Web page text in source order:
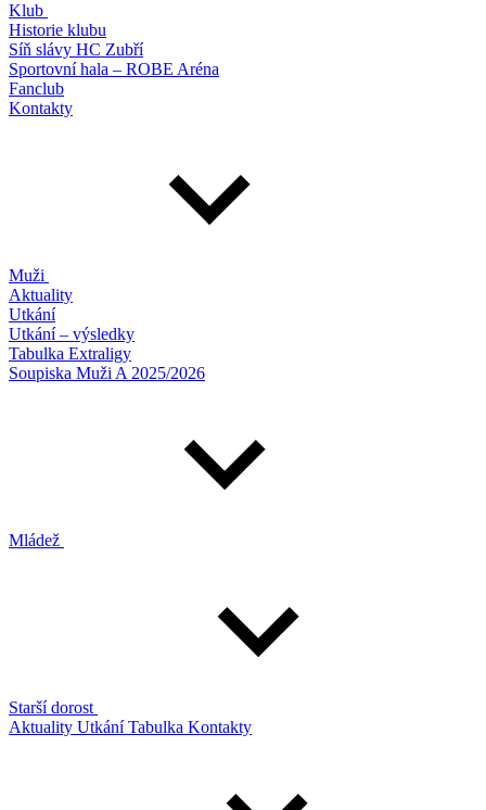
Klub
Historie klubu
Síň slávy HC Zubří
Sportovní hala – ROBE Aréna
Fanclub
Kontakty
Muži
Aktuality
Utkání
Utkání – výsledky
Tabulka Extraligy
Soupiska Muži A 2025/2026
Mládež
Starší dorost
Aktuality UtkáníTabulka Kontakty